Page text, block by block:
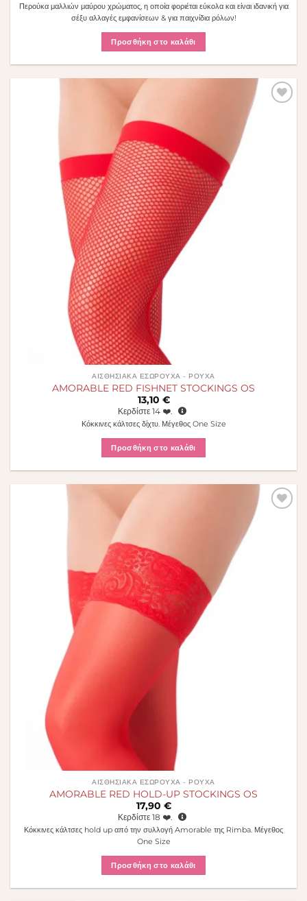
Περούκα μαλλιών μαύρου χρώματος, η οποία φοριέται εύκολα και είναι ιδανική για
σέξυ αλλαγές εμφανίσεων & για παιχνίδια ρόλων!
Προσθήκη στο καλάθι
Πρόσθήκη
ΑΙΣΘΗΣΙΑΚΆ ΕΣΏΡΟΥΧΑ - ΡΟΎΧΑ
AMORABLE RED FISHNET STOCKINGS OS
13,10 €
Κερδίστε 14❤️.
Κόκκινες κάλτσες δίχτυ. Μέγεθος One Size
Προσθήκη στο καλάθι
Πρόσθήκη
ΑΙΣΘΗΣΙΑΚΆ ΕΣΏΡΟΥΧΑ - ΡΟΎΧΑ
AMORABLE RED HOLD-UP STOCKINGS OS
17,90 €
Κερδίστε 18 ❤️.
Κόκκινες κάλτσες hold up από την συλλογή Amorable της Rimba. Μέγεθος
One Size
Προσθήκη στο καλάθι